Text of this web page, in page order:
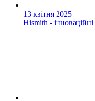
13 квітня 2025
Hismith -